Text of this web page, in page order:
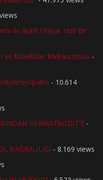
ile İlişkili Olarak Hızlı Bir
ve Moleküler Mekanizması -
- 10.614
HERMAFRODİT’E -
BAĞIMLILIĞI - 8.169 views